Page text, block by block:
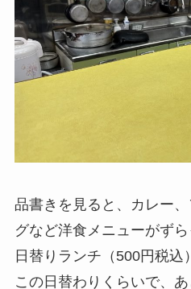
品書きを見ると、カレー
グなど洋食メニューがずら
日替りランチ（500円税
この日替わりくらいで、